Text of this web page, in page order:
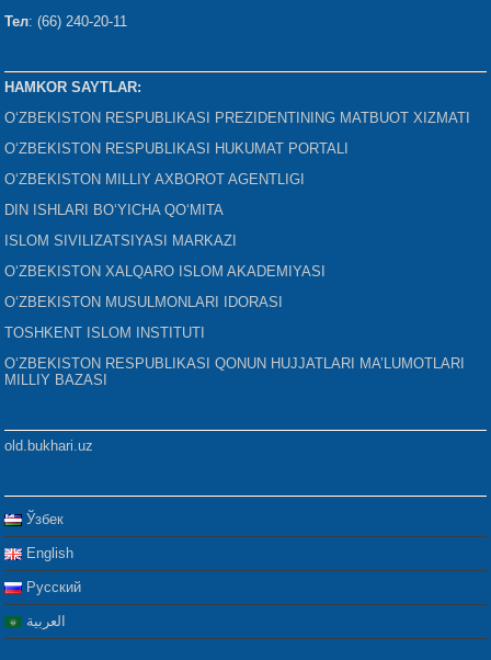
Тел: (66) 240-20-11
HAMKOR SAYTLAR:
O‘ZBEKISTON RESPUBLIKASI PREZIDENTINING MATBUOT XIZMATI
O‘ZBEKISTON RESPUBLIKASI HUKUMAT PORTALI
O‘ZBEKISTON MILLIY AXBOROT AGENTLIGI
DIN ISHLARI BO‘YICHA QO‘MITA
ISLOM SIVILIZATSIYASI MARKAZI
O‘ZBEKISTON XALQARO ISLOM AKADEMIYASI
O‘ZBEKISTON MUSULMONLARI IDORASI
TOSHKENT ISLOM INSTITUTI
O‘ZBEKISTON RESPUBLIKASI QONUN HUJJATLARI MA’LUMOTLARI
MILLIY BAZASI
old.bukhari.uz
Ўзбек
English
Русский
العربية